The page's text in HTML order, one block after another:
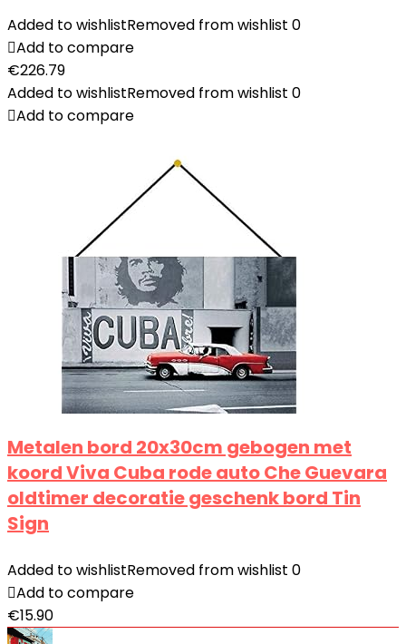
Added to wishlistRemoved from wishlist 0
Add to compare
€226.79
Added to wishlistRemoved from wishlist 0
Add to compare
Metalen bord 20x30cm gebogen met
koord Viva Cuba rode auto Che Guevara
oldtimer decoratie geschenk bord Tin
Sign
Added to wishlistRemoved from wishlist 0
Add to compare
€15.90